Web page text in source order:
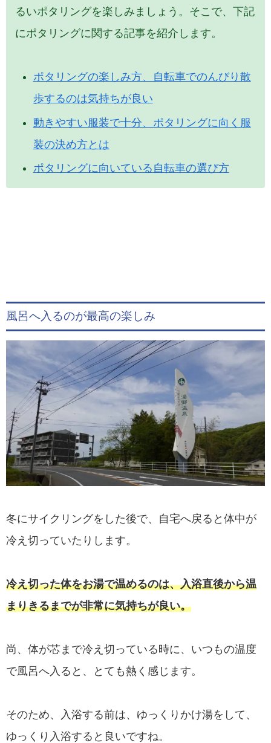
るいポタリングを楽しみましょう。そこで、下記
にポタリングに関する記事を紹介します。
ポタリングの楽しみ方、自転車でのんびり散
歩するのは気持ちが良い
動きやすい服装で十分、ポタリングに向く服
装の決め方とは
ポタリングに向いている自転車の選び方
風呂へ入るのが最高の楽しみ
冬にサイクリングをした後で、自宅へ戻ると体中が
冷え切っていたりします。
冷え切った体をお湯で温めるのは、入浴直後から温
まりきるまでが非常に気持ちが良い。
尚、体が芯まで冷え切っている時に、いつもの温度
で風呂へ入ると、とても熱く感じます。
そのため、入浴する前は、ゆっくりかけ湯をして、
ゆっくり入浴すると良いですね。